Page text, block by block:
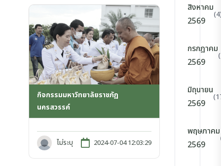
กิจกรรมมหาวิทยาลัยราชภัฏ
นครสวรรค์
ไม่ระบุ 2024-07-04 12:03:29
สิงหาคม
2569
กรกฎาคม
2569
มิถุนายน
2569
พฤษภาคม
2569